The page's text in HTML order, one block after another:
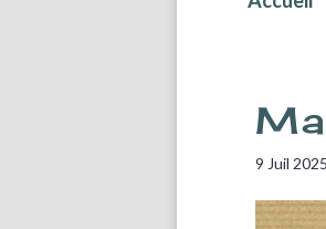
9 Juil 2025